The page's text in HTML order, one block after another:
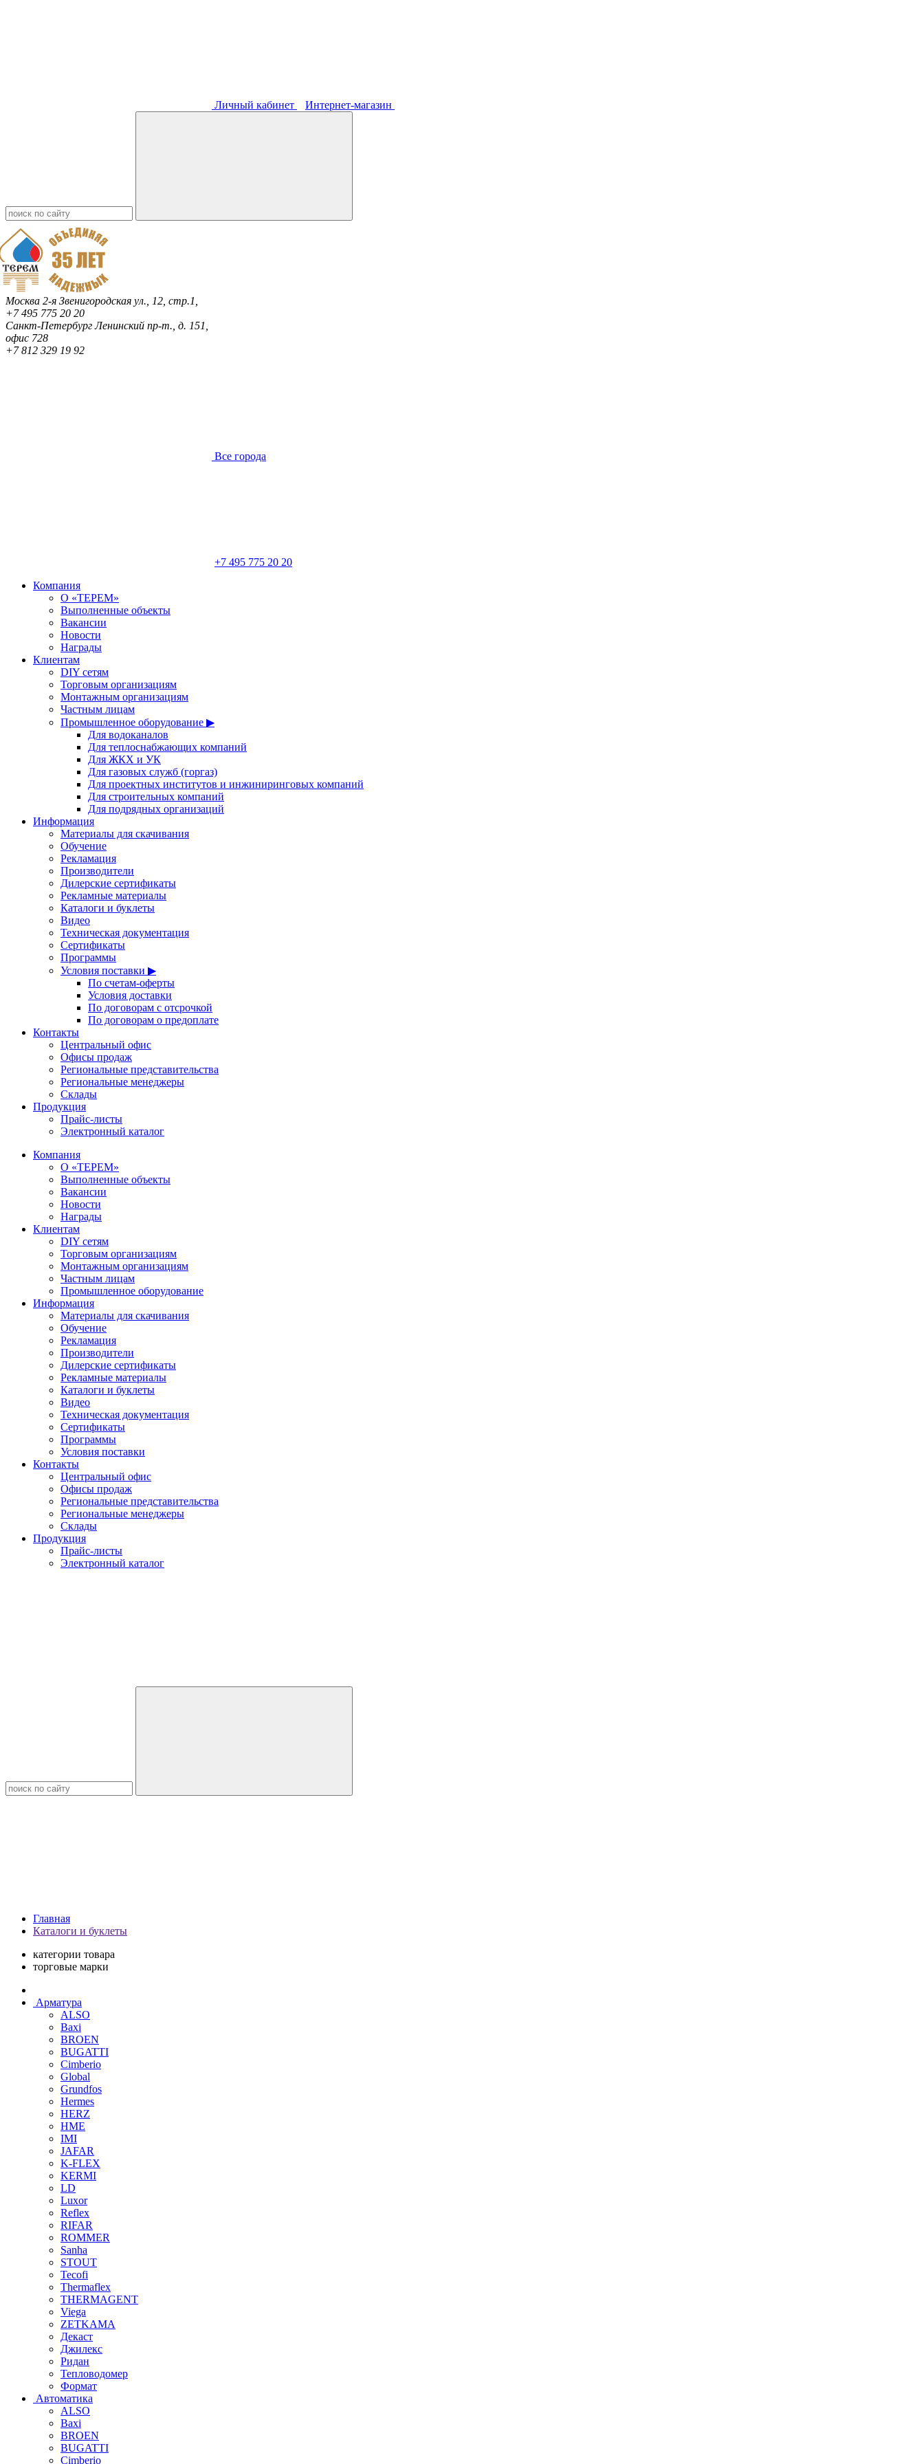
Личный кабинет Интернет-магазин
Москва 2-я Звенигородская ул., 12, стр.1,
+7 495 775 20 20
Санкт-ПетербургЛенинский пр-т., д. 151,
офис 728
+7 812 329 19 92
Все города
+7 495 775 20 20
Компания
О «ТЕРЕМ»
Выполненные объекты
Вакансии
Новости
Награды
Клиентам
DIY сетям
Торговым организациям
Монтажным организациям
Частным лицам
Промышленное оборудование ▶
Для водоканалов
Для теплоснабжающих компаний
Для ЖКХ и УК
Для газовых служб (горгаз)
Для проектных институтов и инжиниринговых компаний
Для строительных компаний
Для подрядных организаций
Информация
Материалы для скачивания
Обучение
Рекламация
Производители
Дилерские сертификаты
Рекламные материалы
Каталоги и буклеты
Видео
Техническая документация
Сертификаты
Программы
Условия поставки ▶
По счетам-оферты
Условия доставки
По договорам с отсрочкой
По договорам о предоплате
Контакты
Центральный офис
Офисы продаж
Региональные представительства
Региональные менеджеры
Склады
Продукция
Прайс-листы
Электронный каталог
Компания
О «ТЕРЕМ»
Выполненные объекты
Вакансии
Новости
Награды
Клиентам
DIY сетям
Торговым организациям
Монтажным организациям
Частным лицам
Промышленное оборудование
Информация
Материалы для скачивания
Обучение
Рекламация
Производители
Дилерские сертификаты
Рекламные материалы
Каталоги и буклеты
Видео
Техническая документация
Сертификаты
Программы
Условия поставки
Контакты
Центральный офис
Офисы продаж
Региональные представительства
Региональные менеджеры
Склады
Продукция
Прайс-листы
Электронный каталог
Главная
Каталоги и буклеты
категории товара
торговые марки
Арматура
ALSO
Baxi
BROEN
BUGATTI
Cimberio
Global
Grundfos
Hermes
HERZ
HME
IMI
JAFAR
K-FLEX
KERMI
LD
Luxor
Reflex
RIFAR
ROMMER
Sanha
STOUT
Tecofi
Thermaflex
THERMAGENT
Viega
ZETKAMA
Декаст
Джилекс
Ридан
Тепловодомер
Формат
Автоматика
ALSO
Baxi
BROEN
BUGATTI
Cimberio